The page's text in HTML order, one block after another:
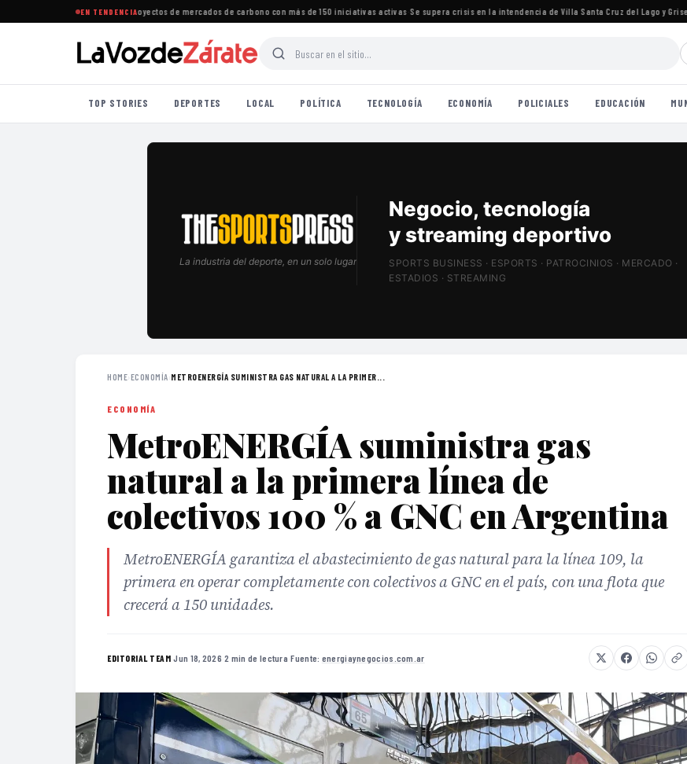
EN TENDENCIA
consolida su liderazgo en proyectos de mercados de carbono con más de 150 iniciativas activas·Se supera crisis en la intendencia de Villa Santa Cruz del Lago y
TOP STORIES DEPORTES LOCAL POLÍTICA TECNOLOGÍA ECONOMÍA POLICIALES EDUCACIÓN
La industria del deporte, en un solo lugar
Patrocinios, estadios
y Sports Tech
SPORTS BUSINESS · ESPORTS · PATROCINIOS · MERCADO ·
ESTADIOS · STREAMING
HOME›ECONOMÍA›METROENERGÍA SUMINISTRA GAS NATURAL A LA PRIMER...
ECONOMÍA
MetroENERGÍA suministra gas
natural a la primera línea de
colectivos 100 % a GNC en Argentina
MetroENERGÍA garantiza el abastecimiento de gas natural para la línea 109, la
primera en operar completamente con colectivos a GNC en el país, con una flota que
crecerá a 150 unidades.
EDITORIAL TEAM·Jun 18, 2026·2 min de lectura·Fuente: energiaynegocios.com.ar